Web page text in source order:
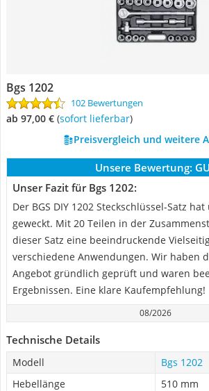
Bgs 1202
102 Bewertungen
ab 97,00 € ( Sofort lieferbar)
Preisvergleich und weitere
Unsere Bewertung:
Unser Fazit für Bgs 1202:
Der BGS DIY 1202 Steckschlüssel-Satz
geweckt. Mit 20 Teilen in der
dieser Satz eine beeindruckende
verschiedene Anwendungen. Wir haben
Angebot gründlich geprüft und waren
Ergebnissen. Eine klare Kaufempfehlung!
08/2026
Technische Details
Modell
Bgs 1202
Hebellänge
510 mm